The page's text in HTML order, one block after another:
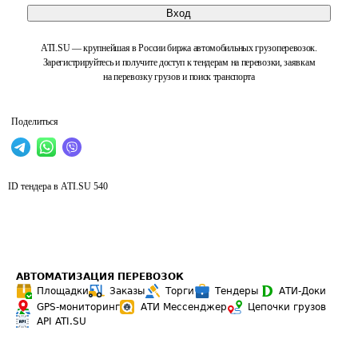
Вход
ATI.SU — крупнейшая в России биржа автомобильных грузоперевозок.
Зарегистрируйтесь и получите доступ к тендерам на перевозки, заявкам
на перевозку грузов и поиск транспорта
Поделиться
ID тендера в ATI.SU 540
АВТОМАТИЗАЦИЯ ПЕРЕВОЗОК
Площадки
Заказы Торги Тендеры
АТИ-Доки
GPS-мониторинг
АТИ Мессенджер
Цепочки грузов
API ATI.SU